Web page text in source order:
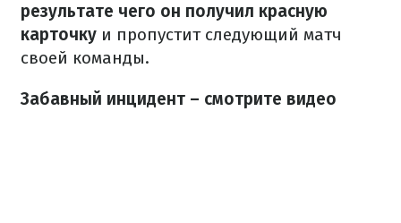
результате чего он получил красную
карточку и пропустит следующий матч
своей команды.
Забавный инцидент – смотрите видео